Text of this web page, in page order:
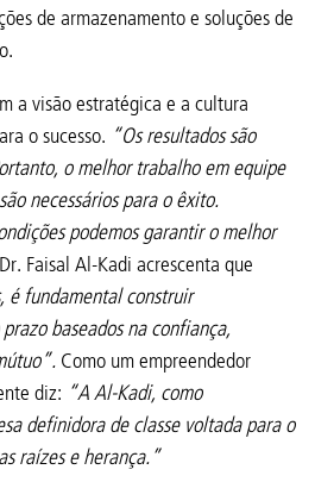
de armazenamento e soluções de
a visão estratégica e a cultura
o sucesso. “Os resultados são
o melhor trabalho em equipe
necessários para o êxito.
podemos garantir o melhor
Faisal Al-Kadi acrescenta que
é fundamental construir
baseados na confiança,
Como um empreendedor
diz: “A Al-Kadi, como
definidora de classe voltada para o
raízes e herança.”